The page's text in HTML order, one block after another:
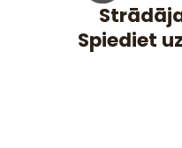
Spiediet